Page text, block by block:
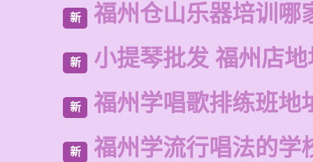
新 福州仓山乐器培训哪
新 小提琴批发 福州店
新 福州学唱歌排练班地
新 福州学流行唱法的学